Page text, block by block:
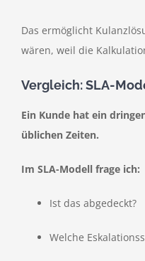
Das ermöglicht
wären, weil die
Vergleich: SLA-
Ein Kunde hat ein
üblichen Zeiten.
Im SLA-Modell frage ich:
Ist das abgedeckt?
Welche